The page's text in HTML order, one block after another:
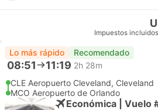
Impuestos incluidos
Lo más rápido Recomendado
08:51 11:19 2h 28m
CLE Aeropuerto Cleveland, Cleveland
MCO Aeropuerto de Orlando
Económica | Vuelo